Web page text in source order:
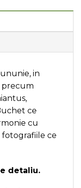
in
precum
ce
cu
ce
detaliu.